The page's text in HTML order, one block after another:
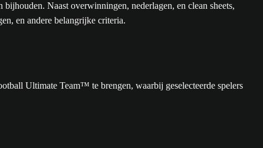
Naast overwinningen, nederlagen, en clean sheets,
en andere belangrijke criteria.
Ultimate Team™ te brengen, waarbij geselecteerde spelers